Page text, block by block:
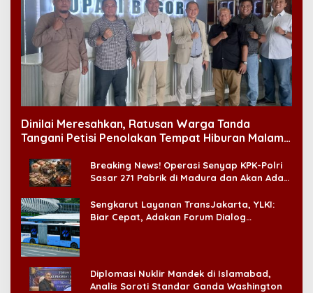
Dinilai Meresahkan, Ratusan Warga Tanda
Tangani Petisi Penolakan Tempat Hiburan Malam
Breaking News! Operasi Senyap KPK-Polri
Sasar 271 Pabrik di Madura dan Akan Ada
Sengkarut Layanan TransJakarta, YLKI:
Biar Cepat, Adakan Forum Dialog
Diplomasi Nuklir Mandek di Islamabad,
Analis Soroti Standar Ganda Washington